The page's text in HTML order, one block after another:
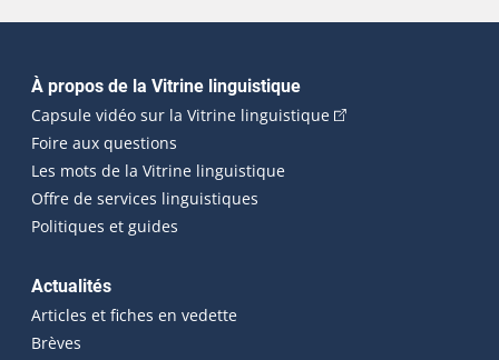
Navigation principale
À propos de la Vitrine linguistique
Capsule vidéo sur la Vitrine linguistique(Cet hyperlien
Foire aux questions
Les mots de la Vitrine linguistique
Offre de services linguistiques
Politiques et guides
Actualités
Articles et fiches en vedette
Brèves